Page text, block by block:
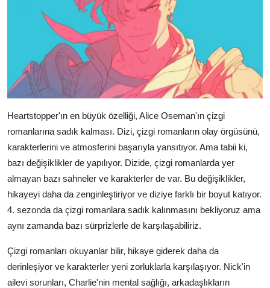
Heartstopper'ın en büyük özelliği, Alice Oseman'ın çizgi
romanlarına sadık kalması. Dizi, çizgi romanların olay örgüsünü,
karakterlerini ve atmosferini başarıyla yansıtıyor. Ama tabii ki,
bazı değişiklikler de yapılıyor. Dizide, çizgi romanlarda yer
almayan bazı sahneler ve karakterler de var. Bu değişiklikler,
hikayeyi daha da zenginleştiriyor ve diziye farklı bir boyut katıyor.
4. sezonda da çizgi romanlara sadık kalınmasını bekliyoruz ama
aynı zamanda bazı sürprizlerle de karşılaşabiliriz.
Çizgi romanları okuyanlar bilir, hikaye giderek daha da
derinleşiyor ve karakterler yeni zorluklarla karşılaşıyor. Nick'in
ailevi sorunları, Charlie'nin mental sağlığı, arkadaşlıkların